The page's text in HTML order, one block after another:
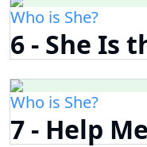
Who is She?
6 - She Is
Who is She?
7 - Help Me